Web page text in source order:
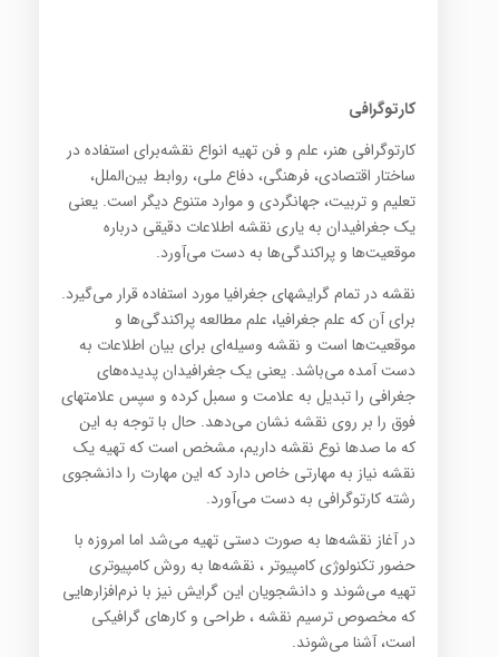
کارتوگرافی
کارتوگرافی هنر، علم و فن تهیه انواع نقشه‌برای استفاده در
ساختار اقتصادی، فرهنگی، دفاع ملی، روابط بین‌الملل،
تعلیم و تربیت، جهانگردی و موارد متنوع دیگر است. یعنی
یک جغرافیدان به یاری نقشه اطلاعات دقیقی درباره
موقعیت‌ها و پراکندگی‌ها به دست می‌آورد.
نقشه در تمام گرایشهای جغرافیا مورد استفاده قرار می‌گیرد.
برای آن که علم جغرافیا، علم مطالعه پراکندگی‌ها و
موقعیت‌ها است و نقشه وسیله‌ای برای بیان اطلاعات به
دست آمده می‌باشد. یعنی یک جغرافیدان پدیده‌های
جغرافی را تبدیل به علامت و سمبل کرده و سپس علامتهای
فوق را بر روی نقشه نشان می‌دهد. حال با توجه به این
که ما صدها نوع نقشه داریم، مشخص است که تهیه یک
نقشه نیاز به مهارتی خاص دارد که این مهارت را دانشجوی
رشته کارتوگرافی به دست می‌آورد.
در آغاز نقشه‌ها به صورت دستی تهیه می‌شد اما امروزه با
حضور تکنولوژی کامپیوتر ، نقشه‌ها به روش کامپیوتری
تهیه می‌شوند و دانشجویان این گرایش نیز با نرم‌افزارهایی
که مخصوص ترسیم نقشه ، طراحی و کارهای گرافیکی
است، آشنا می‌شوند.